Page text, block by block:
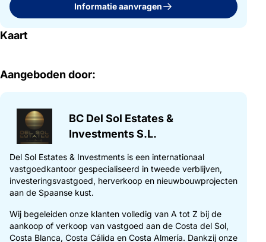
Informatie aanvragen
Kaart
Aangeboden door:
BC Del Sol Estates &
Investments S.L.
Del Sol Estates & Investments is een internationaal
vastgoedkantoor gespecialiseerd in tweede verblijven,
investeringsvastgoed, herverkoop en nieuwbouwprojecten
aan de Spaanse kust.
Wij begeleiden onze klanten volledig van A tot Z bij de
aankoop of verkoop van vastgoed aan de Costa del Sol,
Costa Blanca, Costa Cálida en Costa Almería. Dankzij onze